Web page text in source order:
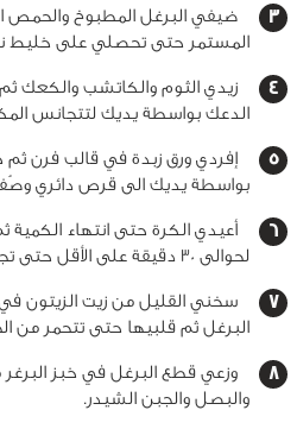
ضيفي البرغل المطبوخ والحمص
المستمر حتى تحصلي على خليط
زيدي الثوم والكاتشب والكعك ثم
الدعك بواسطة يديك لتتجانس
إفردي ورق زبدة في قالب فرن
بواسطة يديك الى قرص دائري
أعيدي الكرة حتى انتهاء الكمية
لحوالى 30 دقيقة على الأقل حتى تجمد المكونات.
سخني القليل من زيت الزيتون
البرغل ثم قلبيها حتى تتحمر من
وزعي قطع البرغل في خبز
والبصل والجبن الشيدر.